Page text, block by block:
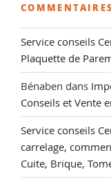
Service conseils
Plaquette de
Bénaben dans
Conseils et Vente
Service conseils
carrelage,
Cuite, Brique,